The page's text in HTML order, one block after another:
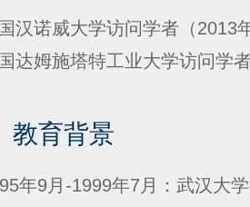
汉诺威大学访问学者（2013
达姆施塔特工业大学访问学
教育背景
年9 月 -1999年7 月：武汉大